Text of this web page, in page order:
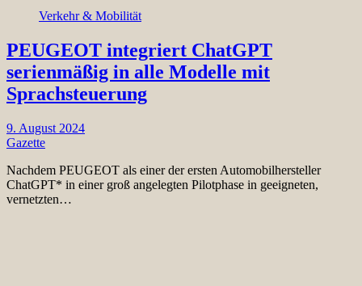
Verkehr & Mobilität
PEUGEOT integriert ChatGPT
serienmäßig in alle Modelle mit
Sprachsteuerung
9. August 2024
Gazette
Nachdem PEUGEOT als einer der ersten Automobilhersteller
ChatGPT* in einer groß angelegten Pilotphase in geeigneten,
vernetzten…